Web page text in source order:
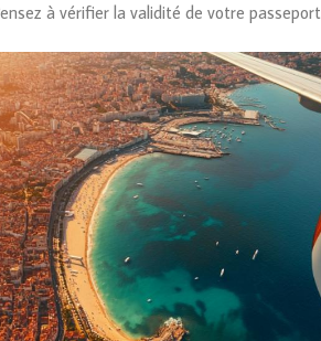
à vérifier la validité de votre